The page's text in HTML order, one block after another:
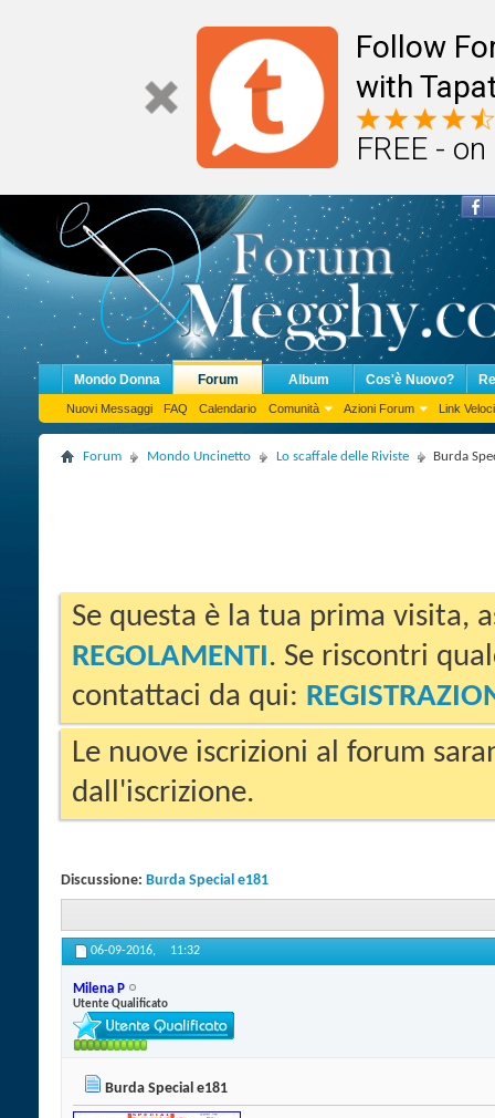
Follow
with
FREE -
Mondo Donna Forum
Nuovi Messaggi FAQ Calendario Comunità Azioni Forum Link Veloci
Album Cos'è Nuovo?
Forum Mondo Uncinetto Lo scaffale delle Riviste Burda
Se questa è la tua prima visita,
REGOLAMENTI. Se riscontri
contattaci da qui:
Le nuove iscrizioni al forum
dall'iscrizione.
Discussione: Burda Special e181
06-09-2016, 11:32
Milena P
Utente Qualificato
Burda Special e181